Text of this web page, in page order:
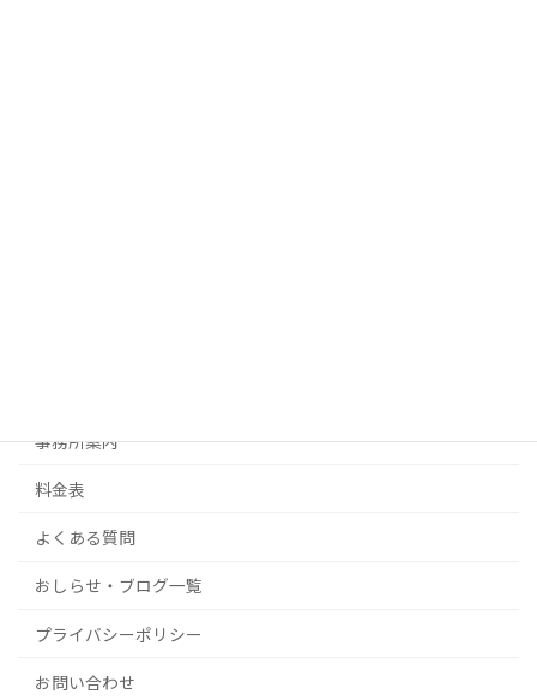
事務所案内
料金表
よくある質問
おしらせ・ブログ一覧
プライバシーポリシー
お問い合わせ